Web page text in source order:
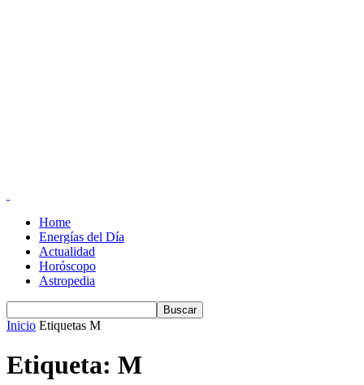
Home
Energías del Día
Actualidad
Horóscopo
Astropedia
Inicio Etiquetas M
Etiqueta: M